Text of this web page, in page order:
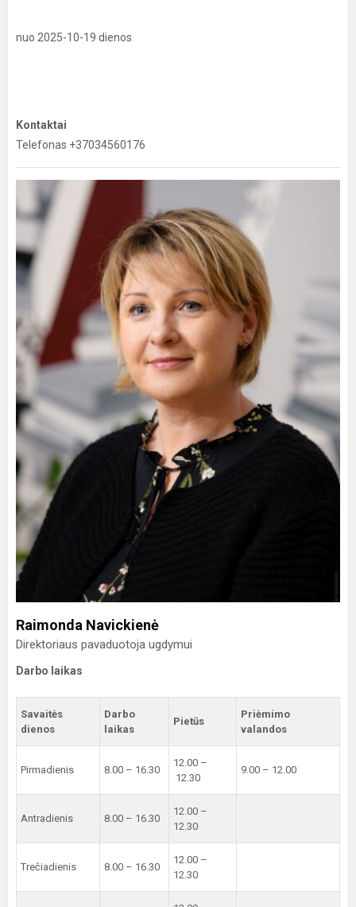
nuo 2025-10-19 dienos
Kontaktai
Telefonas +37034560176
Raimonda Navickienė
Direktoriaus pavaduotoja ugdymui
Darbo laikas
Savaitės
dienos
Darbo
laikas
Pietūs
Priėmimo
valandos
Pirmadienis 8.00 – 16.30
12.00 –
12.30
9.00 – 12.00
Antradienis 8.00 – 16.30
12.00 –
12.30
Trečiadienis 8.00 – 16.30
12.00 –
12.30